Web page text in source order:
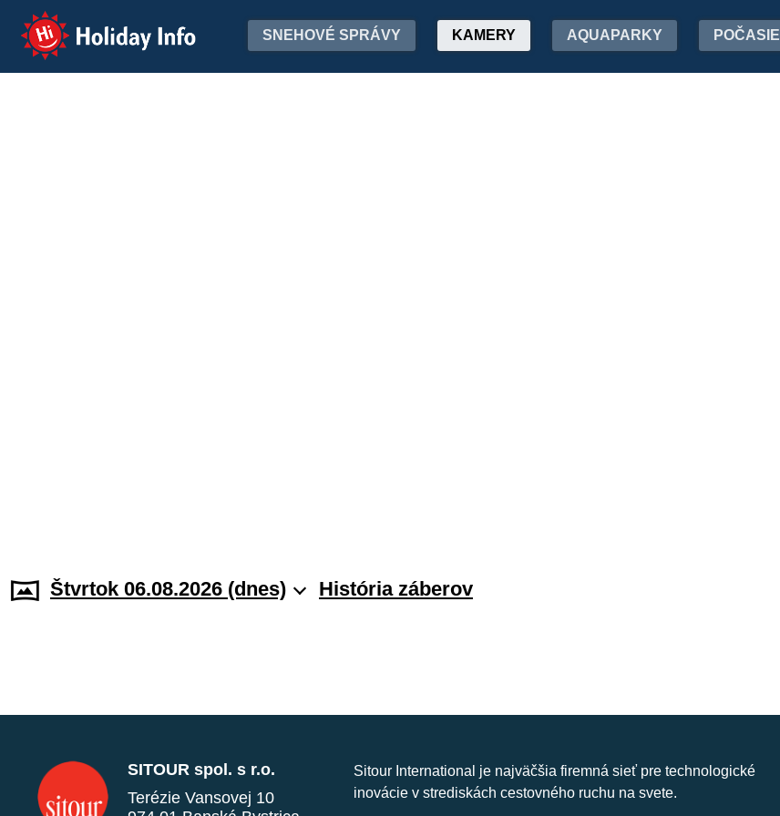
Holiday Info SNEHOVÉ SPRÁVY KAMERY AQUAPARKY POČASIE
Štvrtok 06.08.2026 (dnes) História záberov
SITOUR spol. s r.o.
Terézie Vansovej 10
Sitour International je najväčšia firemná sieť pre technologické
inovácie v strediskách cestovného ruchu na svete.